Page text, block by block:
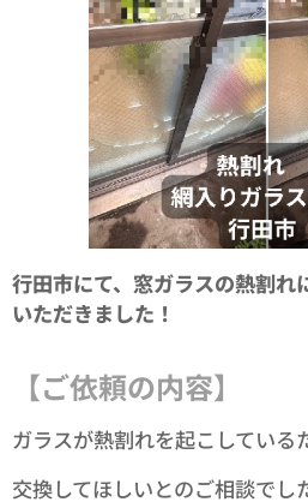
行田市にて、窓ガラスの熱割れ
いただきました！
【ご依頼の内容】
ガラスが熱割れを起こしている
交換してほしいとのご相談でし